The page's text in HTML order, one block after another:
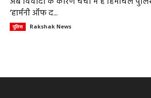
‘हार्मनी ऑफ द...
पुलिस Rakshak News